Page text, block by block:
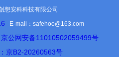
想安科科技有限公司
E-mail：safehoo@163.com
京公网安备11010502059499号
京B2-20260563号